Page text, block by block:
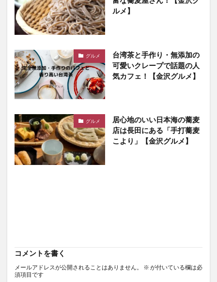
ルメ】
グルメ
台湾茶と手作り・無添加の
可愛いクレープで話題の人
気カフェ！【金沢グルメ】
グルメ
居心地のいい日本海の蕎麦
店は長田にある「手打蕎麦
こより」【金沢グルメ】
コメントを書く
メールアドレスが公開されることはありません。 ※ が付いている欄は必
須項目です